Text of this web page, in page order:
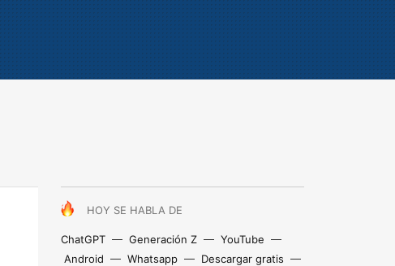
HOY SE HABLA DE
ChatGPT Generación Z
YouTube
Android
Whatsapp
Descargar gratis